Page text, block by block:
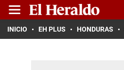
INICIO EH PLUS HONDURAS